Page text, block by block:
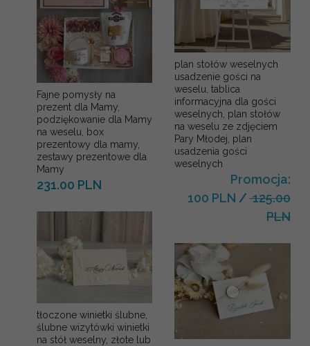
Fajne pomysły na
prezent dla Mamy,
podziękowanie dla Mamy
na weselu, box
prezentowy dla mamy,
zestawy prezentowe dla
Mamy
231.00 PLN
tłoczone winietki ślubne,
ślubne wizytówki winietki
na stół weselny, złote lub
plan stołów weselnych
usadzenie gości na
weselu, tablica
informacyjna dla gości
weselnych, plan stołów
na weselu ze zdjęciem
Pary Młodej, plan
usadzenia gości
weselnych
Promocja:
100 PLN /125.00
PLN